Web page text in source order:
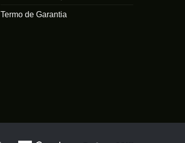
Termo de Garantia